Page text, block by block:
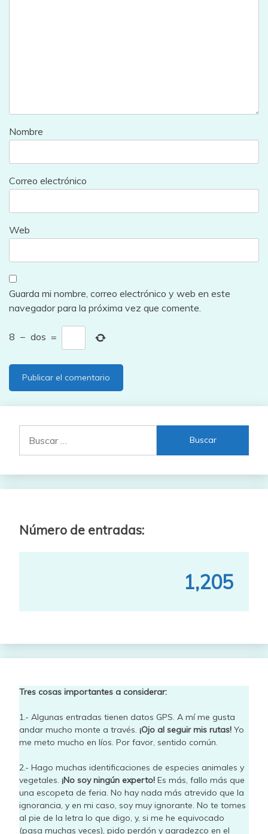
Nombre
Correo electrónico
Web
Guarda mi nombre, correo electrónico y web en este
navegador para la próxima vez que comente.
8 − dos =
Número de entradas:
1,205
Tres cosas importantes a considerar:
1.- Algunas entradas tienen datos GPS. A mí me gusta
andar mucho monte a través. ¡Ojo al seguir mis rutas! Yo
me meto mucho en líos. Por favor, sentido común.
2.- Hago muchas identificaciones de especies animales y
vegetales. ¡No soy ningún experto! Es más, fallo más que
una escopeta de feria. No hay nada más atrevido que la
ignorancia, y en mi caso, soy muy ignorante. No te tomes
al pie de la letra lo que digo, y, si me he equivocado
(pasa muchas veces), pido perdón y agradezco en el